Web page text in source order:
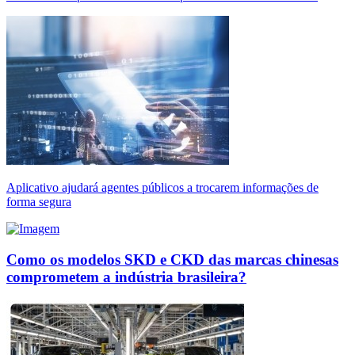
Aplicativo ajudará agentes públicos a trocarem informações de
forma segura
Como os modelos SKD e CKD das marcas chinesas
comprometem a indústria brasileira?